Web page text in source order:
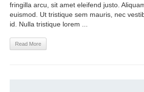
fringilla arcu, sit amet eleifend justo.
euismod. Ut tristique sem mauris, nec
id. Nulla tristique lorem ...
Read More